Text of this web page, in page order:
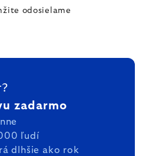
odosielame
zadarmo
ľudí
dlhšie ako rok